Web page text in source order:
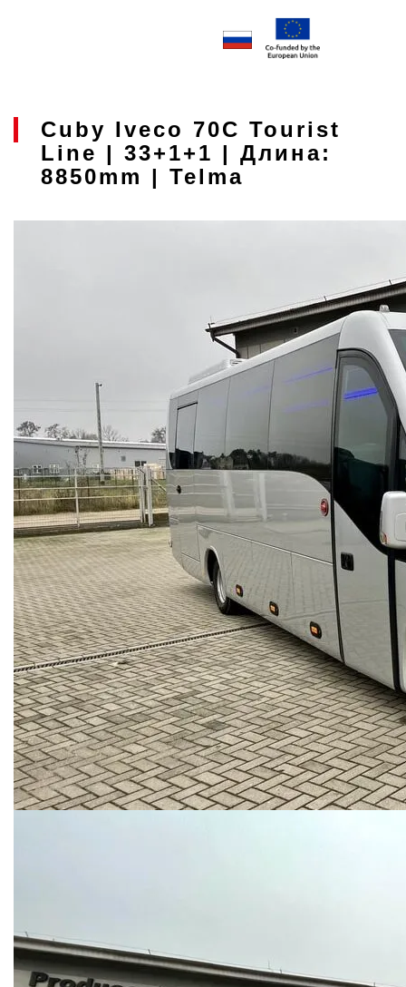
Cuby Iveco 70C Tourist
Line | 33+1+1 | Длина:
8850mm | Telma